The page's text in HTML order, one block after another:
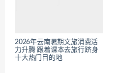
2026年云南暑期文旅消费活
力升腾 跟着课本去旅行跻身
十大热门目的地